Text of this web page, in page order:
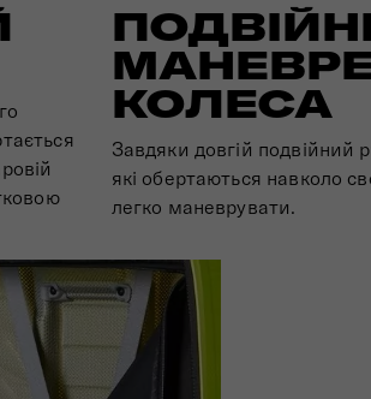
КОЛЕСА
Завдяки довгій подвійний
які обертаються навколо
легко маневрувати.